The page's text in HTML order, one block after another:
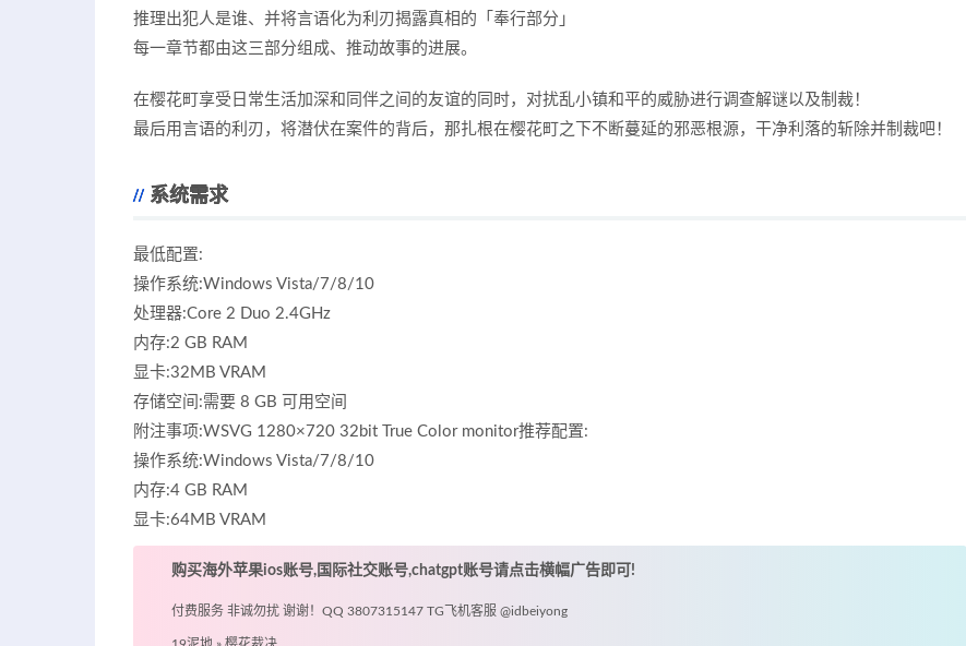
推理出犯人是谁、并将言语化为利刃揭露真相的「奉行部分」
每一章节都由这三部分组成、推动故事的进展。
在樱花町享受日常生活加深和同伴之间的友谊的同时，对扰乱小镇和平的威胁进行调查解谜以及制裁！
最后用言语的利刃，将潜伏在案件的背后，那扎根在樱花町之下不断蔓延的邪恶根源，干净利落的斩除并制裁吧！
系统需求
最低配置:
操作系统:Windows Vista/7/8/10
处理器:Core 2 Duo 2.4GHz
内存:2 GB RAM
显卡:32MB VRAM
存储空间:需要 8 GB 可用空间
附注事项:WSVG 1280×720 32bit True Color monitor推荐配置:
操作系统:Windows Vista/7/8/10
内存:4 GB RAM
显卡:64MB VRAM
购买海外苹果ios账号,国际社交账号,chatgpt账号请点击横幅广告即可!
付费服务 非诚勿扰 谢谢！QQ 3807315147 TG飞机客服 @idbeiyong